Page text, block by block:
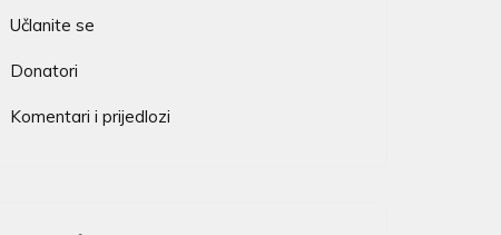
Učlanite se
Donatori
Komentari i prijedlozi